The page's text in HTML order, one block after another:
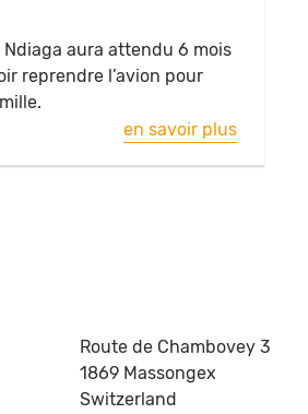
aura attendu 6 mois
reprendre l’avion pour
en savoir plus
Route de Chambovey 3
1869 Massongex
Switzerland